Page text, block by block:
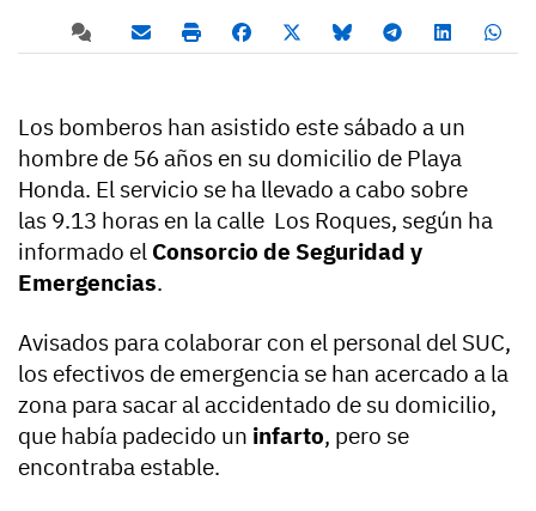
Los bomberos han asistido este sábado a un
hombre de 56 años en su domicilio de Playa
Honda. El servicio se ha llevado a cabo sobre
las 9.13 horas en la calle Los Roques, según ha
informado el Consorcio de Seguridad y
Emergencias.
Avisados para colaborar con el personal del SUC,
los efectivos de emergencia se han acercado a la
zona para sacar al accidentado de su domicilio,
que había padecido un infarto, pero se
encontraba estable.